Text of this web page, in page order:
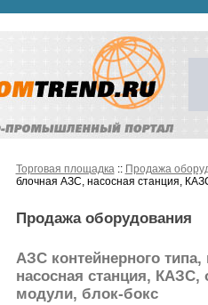
Торговая площадка:: Продажа
блочная АЗС, насосная станция,
Продажа оборудования
АЗС контейнерного
насосная станция,
модули, блок-бокс